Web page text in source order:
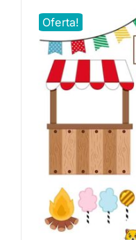
Oferta!